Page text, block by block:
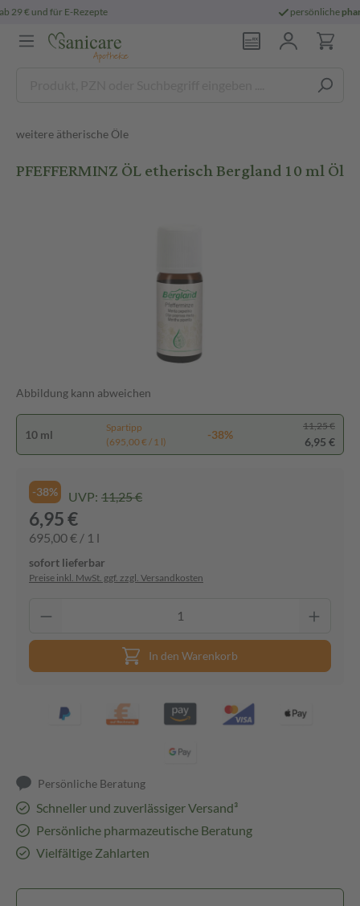
pharmazeutische Beratung
weitere ätherische Öle
PFEFFERMINZ ÖL etherisch Bergland 10 ml Öl
Abbildung kann abweichen
10 ml
Spartipp
(695,00 € / 1 l)
-38%
11,25 €
6,95 €
-38% UVP: 11,25 €
6,95 €
695,00 € / 1 l
sofort lieferbar
Preise inkl. MwSt. ggf. zzgl. Versandkosten
In den Warenkorb
Persönliche Beratung
Schneller und zuverlässiger Versand³
Persönliche pharmazeutische Beratung
Vielfältige Zahlarten